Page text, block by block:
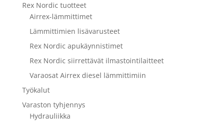
Rex Nordic tuotteet
Airrex-lämmittimet
Lämmittimien lisävarusteet
Rex Nordic apukäynnistimet
Rex Nordic siirrettävät ilmastointilaitteet
Varaosat Airrex diesel lämmittimiin
Työkalut
Varaston tyhjennys
Hydrauliikka